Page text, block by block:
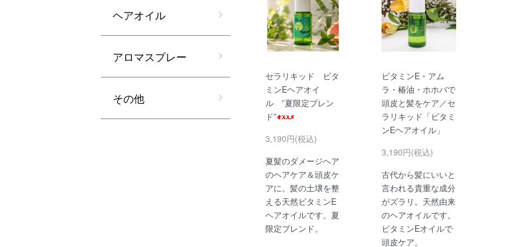
セラリキッド ビタ
ミンEヘアオイ
ル ”夏限定ブレン
ド”
3,190円(税込)
夏髪のダメージヘア
のヘアケア＆頭皮ケ
アに。髪の土壌を整
える天然ビタミンE
ヘアオイルです。夏
限定ブレンド。
ビタミンE・アム
ラ・椿油・ホホバで
頭皮と髪をケア／セ
ラリキッド「ビタミ
ンEヘアオイル」
3,190円(税込)
古代から髪にいいと
言われる貴重な成分
がズラリ。天然由来
のヘアオイルです。
ビタミンEオイルで
頭皮ケア。
ヘアオイル
アロマスプレー
その他